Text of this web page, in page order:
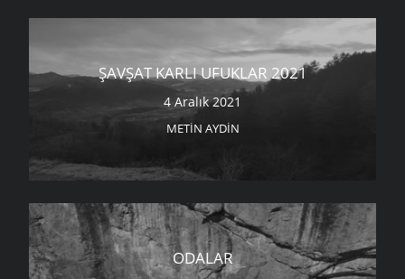
ŞAVŞAT KARLI UFUKLAR 2021
4 Aralık 2021
METIN AYDIN
ODALAR